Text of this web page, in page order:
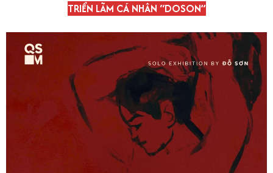
TRIỂN LÃM CÁ NHÂN “DOSON”